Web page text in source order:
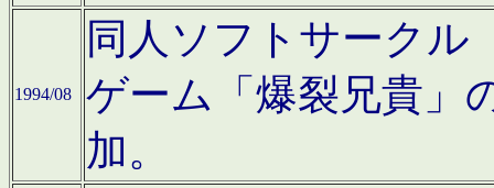
1994/08
同人ソフトサークル
ゲーム「爆裂兄貴」
加。